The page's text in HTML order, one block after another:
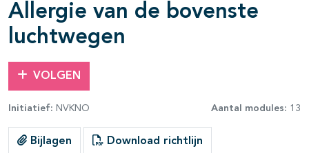
Allergie van de bovenste
luchtwegen
VOLGEN
Initiatief: NVKNO Aantal modules: 13
Bijlagen Download richtlijn